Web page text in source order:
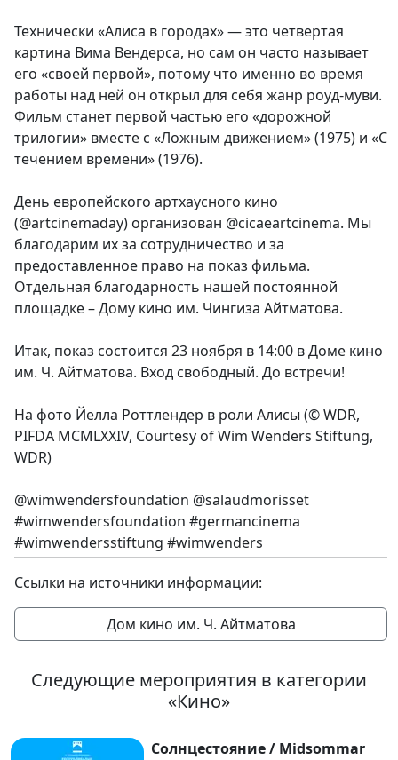
Технически «Алиса в городах» — это четвертая
картина Вима Вендерса, но сам он часто называет
его «своей первой», потому что именно во время
работы над ней он открыл для себя жанр роуд-муви.
Фильм станет первой частью его «дорожной
трилогии» вместе с «Ложным движением» (1975) и «С
течением времени» (1976).
День европейского артхаусного кино
(@artcinemaday) организован @cicaeartcinema. Мы
благодарим их за сотрудничество и за
предоставленное право на показ фильма.
Отдельная благодарность нашей постоянной
площадке – Дому кино им. Чингиза Айтматова.
Итак, показ состоится 23 ноября в 14:00 в Доме кино
им. Ч. Айтматова. Вход свободный. До встречи!
На фото Йелла Роттлендер в роли Алисы (© WDR,
PIFDA MCMLXXIV, Courtesy of Wim Wenders Stiftung,
WDR)
@wimwendersfoundation @salaudmorisset
#wimwendersfoundation #germancinema
#wimwendersstiftung #wimwenders
Ссылки на источники информации:
Дом кино им. Ч. Айтматова
Следующие мероприятия в категории
«Кино»
Солнцестояние / Midsommar